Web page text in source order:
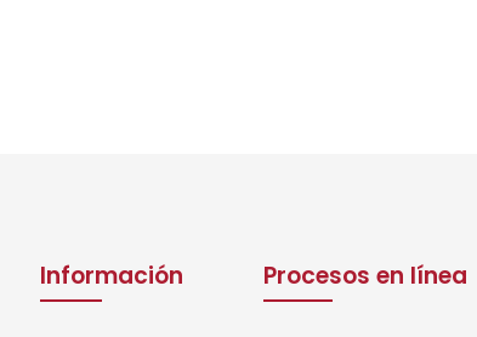
Información Procesos en línea